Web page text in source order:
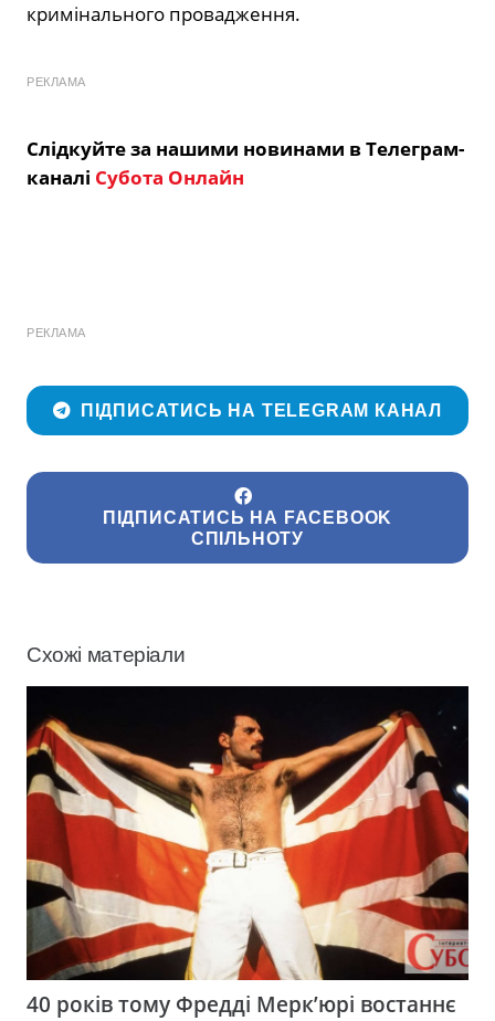
кримінального провадження.
РЕКЛАМА
Слідкуйте за нашими новинами в Телеграм-
каналі Субота Онлайн
РЕКЛАМА
ПІДПИСАТИСЬ НА TELEGRAM КАНАЛ
ПІДПИСАТИСЬ НА FACEBOOK
СПІЛЬНОТУ
Схожі матеріали
40 років тому Фредді Мерк’юрі востаннє